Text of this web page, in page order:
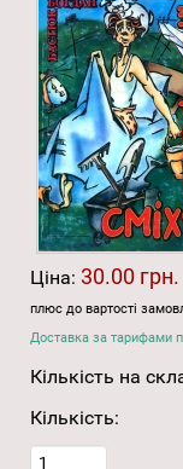
Ціна: 30.00 грн.
плюс до вартості
Доставка за тарифами
Кількість на
Кількість: